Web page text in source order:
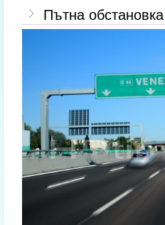
Пътна обстановка